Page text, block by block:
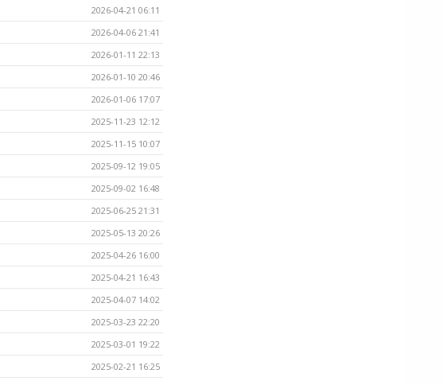
2026-04-21 06:11
2026-04-06 21:41
2026-01-11 22:13
2026-01-10 20:46
2026-01-06 17:07
2025-11-23 12:12
2025-11-15 10:07
2025-09-12 19:05
2025-09-02 16:48
2025-06-25 21:31
2025-05-13 20:26
2025-04-26 16:00
2025-04-21 16:43
2025-04-07 14:02
2025-03-23 22:20
2025-03-01 19:22
2025-02-21 16:25